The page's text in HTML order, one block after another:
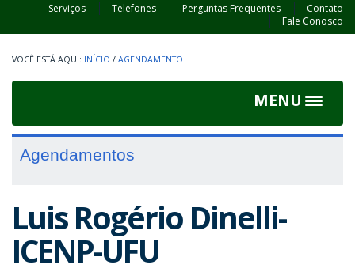
Serviços Telefones Perguntas Frequentes
Contato
Fale Conosco
INÍCIO / AGENDAMENTO
MENU
Toggle
Agendamentos
Luis Rogério Dinelli-
ICENP-UFU